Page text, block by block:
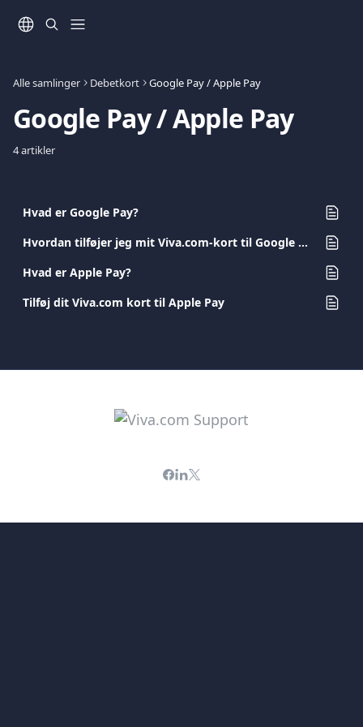
Alle samlinger Debetkort Google Pay / Apple Pay
Google Pay / Apple Pay
4 artikler
Hvad er Google Pay?
Hvordan tilføjer jeg mit Viva.com-kort til Google Pay?
Hvad er Apple Pay?
Tilføj dit Viva.com kort til Apple Pay